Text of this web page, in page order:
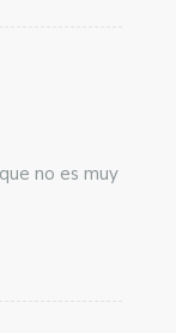
no es muy